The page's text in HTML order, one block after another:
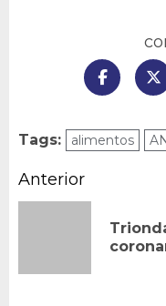
Tags: alimentos
Navegación
entradas
Anterior